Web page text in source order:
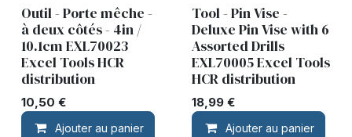
Outil - Porte mêche -
à deux côtés - 4in /
10.1cm EXL70023
Excel Tools HCR
distribution
10,50 €
Ajouter au panier
Tool - Pin Vise -
Deluxe Pin Vise with 6
Assorted Drills
EXL70005 Excel Tools
HCR distribution
18,99€
Ajouter au panier